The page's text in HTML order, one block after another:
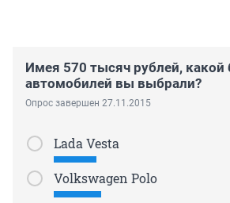
Имея 570 тысяч рублей,
автомобилей вы выбрали?
Опрос завершен 27.11.2015
Lada Vesta
Volkswagen Polo